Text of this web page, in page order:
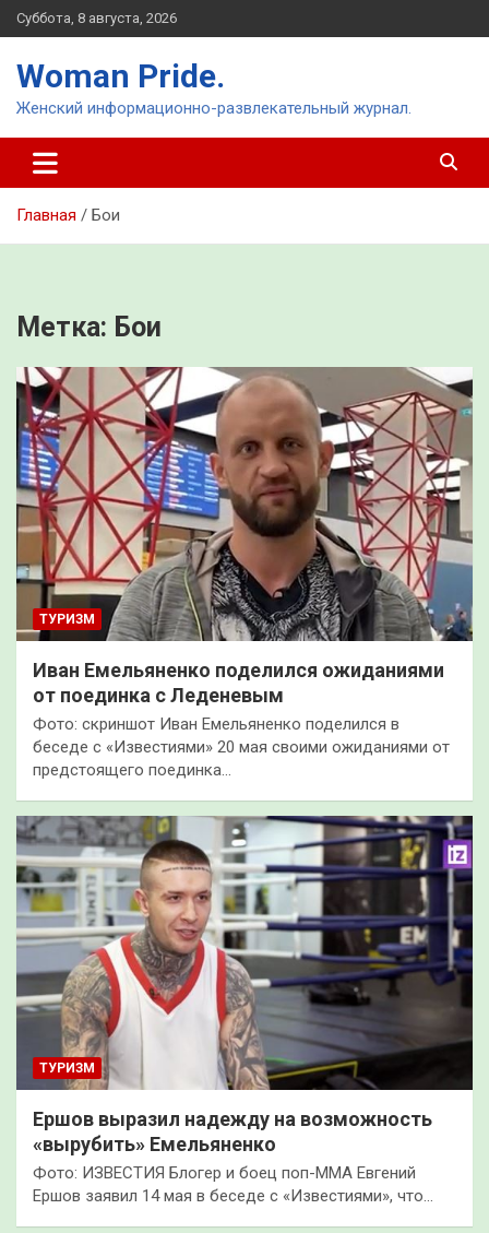
Перейти
к
Суббота, 8 августа, 2026
Woman Pride.
Женский информационно-развлекательный журнал.
Главная Бои
Метка: Бои
ТУРИЗМ
Иван Емельяненко поделился ожиданиями
от поединка с Леденевым
Фото: скриншот Иван Емельяненко поделился в
беседе с «Известиями» 20 мая своими ожиданиями от
предстоящего поединка…
ТУРИЗМ
Ершов выразил надежду на возможность
«вырубить» Емельяненко
Фото: ИЗВЕСТИЯ Блогер и боец поп-ММА Евгений
Ершов заявил 14 мая в беседе с «Известиями», что…